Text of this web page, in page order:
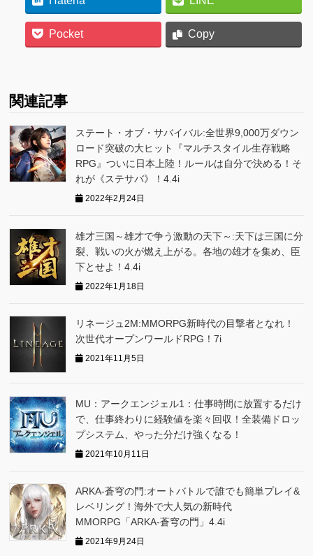
Pocket Copy
関連記事
ステート・オブ・サバイバル:全世界9,000万ダウン
ロード突破の大ヒット『マルチスタイル生存戦略
RPG』ついに日本上陸！ルールは自分で決める！そ
れが《ステサバ》！4.4i
2022年2月24日
雄才三国～雄才で争う激動の天下～:天下は三国に分
裂、戦いの火が燃え上がる。各地の雄才を集め、臣
下とせよ！4.4i
2022年1月18日
リネージュ2M:MMORPG新時代の目撃者となれ！
次世代オープンワールドRPG！7i
2021年11月5日
MU：アークエンジェル1：仕事時間に放置するだけ
で、仕事終わりに経験値を楽々回収！全装備ドロッ
プシステム、やった分だけ強くなる！
2021年10月11日
ARKA‐蒼穹の門:オートバトルで誰でも簡単プレイ&
レベリング！海外で大人気の新時代
MMORPG「ARKA‐蒼穹の門」4.4i
2021年9月24日